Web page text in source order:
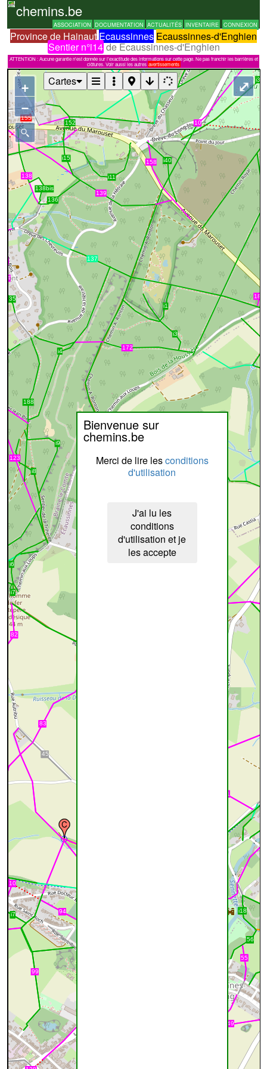
chemins.be
ASSOCIATION DOCUMENTATION ACTUALITÉS INVENTAIRE CONNEXION
Province de Hainaut Ecaussinnes Ecaussinnes-d'Enghien
Sentier n°i14de Ecaussinnes-d'Enghien
ATTENTION : Aucune garantie n'est donnée sur l'exactitude des informations sur cette page. Ne pas franchir les barrières et
clôtures. Voir aussi les autres avertissements
Bienvenue sur
chemins.be
Merci de lire lesconditions
d'utilisation
J'ai lu les
conditions
d'utilisation et je
les accepte
+
−
⤢
Cartes